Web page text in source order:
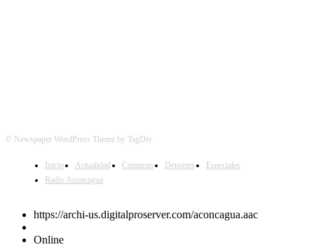
© Newspaper WordPress Theme by TagDiv
Inicio Actualidad Comunas Deportes
Especiales
Radio Aconcagua
https://archi-us.digitalproserver.com/aconcagua.aac
Online